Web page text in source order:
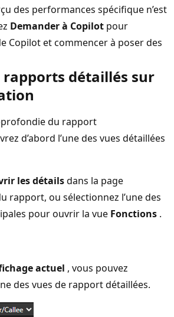
des performances spécifique n’est
Demander à Copilot pour
Copilot et commencer à poser des
rapports détaillés sur
du rapport
d’abord l’une des vues détaillées
les détailsdans la page
rapport, ou sélectionnez l’une des
pour ouvrir la vue Fonctions .
actuel , vous pouvez
des vues de rapport détaillées.